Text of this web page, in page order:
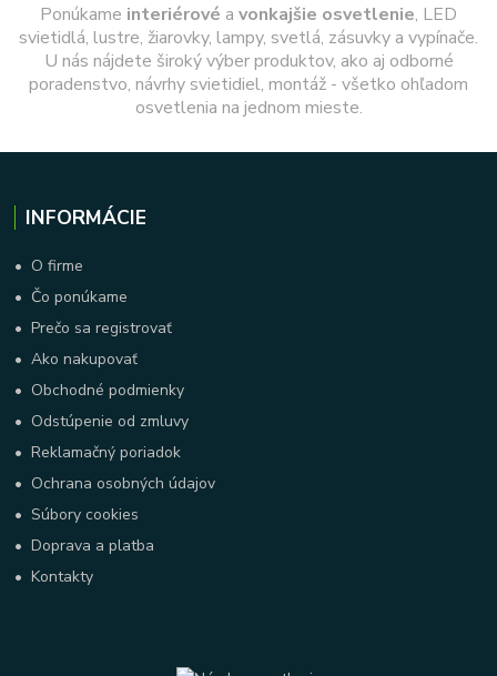
Ponúkame interiérové a vonkajšie osvetlenie, LED
svietidlá, lustre, žiarovky, lampy, svetlá, zásuvky a vypínače.
U nás nájdete široký výber produktov, ako aj odborné
poradenstvo, návrhy svietidiel, montáž - všetko ohľadom
osvetlenia na jednom mieste.
INFORMÁCIE
• O firme
• Čo ponúkame
•Prečo sa registrovať
•Ako nakupovať
• Obchodné podmienky
• Odstúpenie od zmluvy
•Reklamačný poriadok
• Ochrana osobných údajov
•Súbory cookies
•Doprava a platba
•Kontakty